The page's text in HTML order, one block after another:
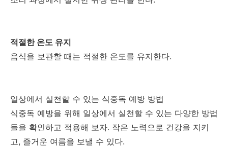
적절한 온도 유지
음식을 보관할 때는 적절한 온도를 유지한다.
일상에서 실천할 수 있는 식중독 예방 방법
식중독 예방을 위해 일상에서 실천할 수 있는 다양한 방법
들을 확인하고 적용해 보자. 작은 노력으로 건강을 지키
고, 즐거운 여름을 보낼 수 있다.